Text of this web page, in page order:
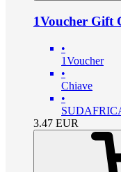
1Voucher Gift
•
1Voucher
•
Chiave
•
3.47 EUR